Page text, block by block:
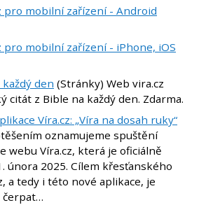
pro mobilní zařízení - Android
pro mobilní zařízení - iPhone, iOS
den (Stránky) Web vira.cz
citát z Bible na každý den. Zdarma.
Víra.cz: „Víra na dosah ruky“
oznamujeme spuštění
webu Víra.cz, která je oficiálně
února 2025. Cílem křesťanského
a tedy i této nové aplikace, je
čerpat…